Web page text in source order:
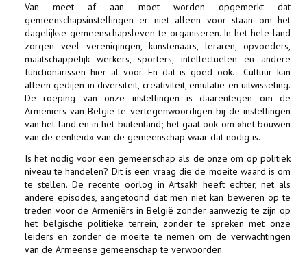
Van meet af aan moet worden opgemerkt dat
gemeenschapsinstellingen er niet alleen voor staan om het
dagelijkse gemeenschapsleven te organiseren. In het hele land
zorgen veel verenigingen, kunstenaars, leraren, opvoeders,
maatschappelijk werkers, sporters, intellectuelen en andere
functionarissen hier al voor. En dat is goed ook. Cultuur kan
alleen gedijen in diversiteit, creativiteit, emulatie en uitwisseling.
De roeping van onze instellingen is daarentegen om de
Armeniërs van België te vertegenwoordigen bij de instellingen
van het land en in het buitenland; het gaat ook om «het bouwen
van de eenheid» van de gemeenschap waar dat nodig is.
Is het nodig voor een gemeenschap als de onze om op politiek
niveau te handelen? Dit is een vraag die de moeite waard is om
te stellen. De recente oorlog in Artsakh heeft echter, net als
andere episodes, aangetoond dat men niet kan beweren op te
treden voor de Armeniërs in België zonder aanwezig te zijn op
het belgische politieke terrein, zonder te spreken met onze
leiders en zonder de moeite te nemen om de verwachtingen
van de Armeense gemeenschap te verwoorden.